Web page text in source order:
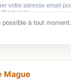
à tout moment.
Mague